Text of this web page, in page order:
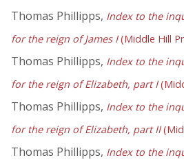
Thomas Phillipps, Index to the
for the reign of James I(Middle Hill
Thomas Phillipps, Index to the
for the reign of Elizabeth, part I
Thomas Phillipps, Index to the
for the reign of Elizabeth, part II
Thomas Phillipps, Index to the